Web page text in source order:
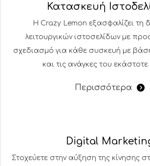
Κατασκευή
Η Crazy Lemon εξασφαλίζει τη
λειτουργικών ιστοσελίδων με
σχεδιασμό για κάθε συσκευή με
και τις ανάγκες του
Περισσότερα
Digital
Στοχεύετε στην αύξηση της κίνησης